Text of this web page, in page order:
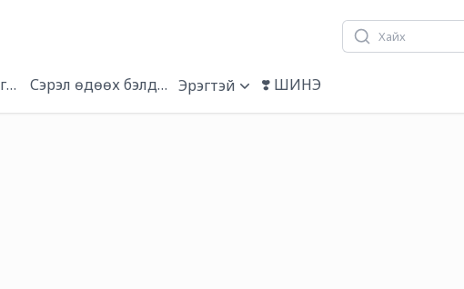
Сэрэл өдөөх бэлдмэлЭрэгтэй ❣️ ШИНЭ